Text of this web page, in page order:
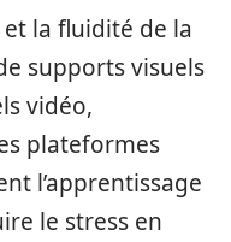
la fluidité de la
supports visuels
vidéo,
plateformes
l’apprentissage
le stress en